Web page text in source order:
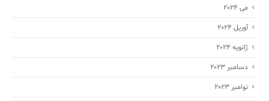
می 2024
آوریل 2024
ژانویه 2024
دسامبر 2023
نوامبر 2023